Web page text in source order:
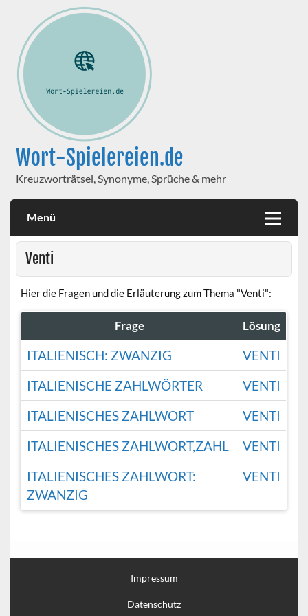
Wort-Spielereien.de
Kreuzworträtsel, Synonyme, Sprüche & mehr
Menü
Venti
Hier die Fragen und die Erläuterung zum Thema "Venti":
Frage Lösung
ITALIENISCH: ZWANZIG
VENTI
ITALIENISCHE ZAHLWÖRTER
VENTI
ITALIENISCHES ZAHLWORT
VENTI
ITALIENISCHES ZAHLWORT,ZAHL
VENTI
ITALIENISCHES ZAHLWORT:
ZWANZIG
VENTI
Impressum
Datenschutz